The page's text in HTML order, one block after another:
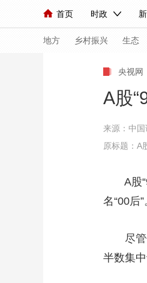
首页 时政
人民领袖习近平 联播+
直播 栏目大全
海外频道 iPanda
地方 乡村振兴 生态
小央视频
前线 比划
竞
CCTV奥
央视网
A股
来源：中
原标题：A
A股
名“00后”
尽管他
半数集